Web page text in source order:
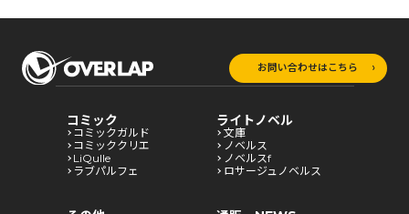
お問い合わせはこちら
コミック
コミックガルド
コミッククリエ
LiQulle
ラブパルフェ
ライトノベル
文庫
ノベルス
ノベルスf
ロサージュノベルス